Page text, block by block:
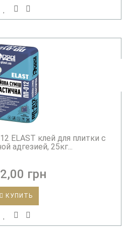
клей для плитки с
адгезией, 25кг...
грн
КУПИТЬ